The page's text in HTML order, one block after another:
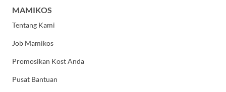
MAMIKOS
Tentang Kami
Job Mamikos
Promosikan Kost Anda
Pusat Bantuan